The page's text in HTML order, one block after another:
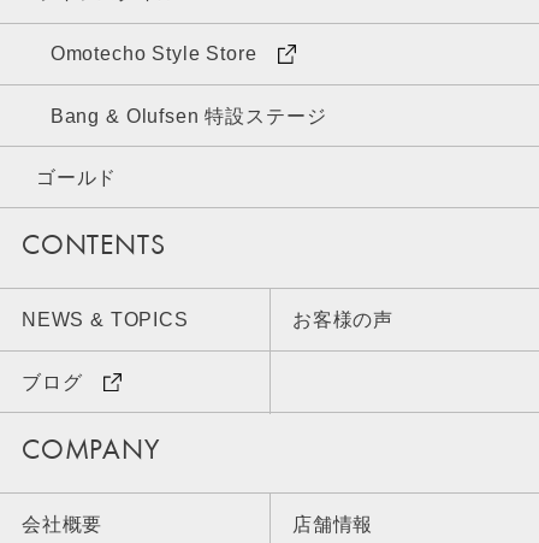
Omotecho Style Store
Bang & Olufsen 特設ステージ
ゴールド
CONTENTS
NEWS & TOPICS お客様の声
ブログ
COMPANY
会社概要 店舗情報